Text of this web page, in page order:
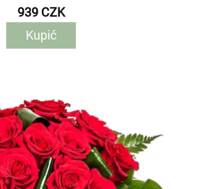
939 CZK
Kupić